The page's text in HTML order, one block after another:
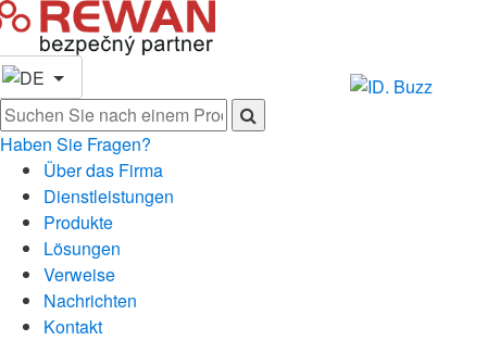
Haben Sie Fragen?
Über das Firma
Dienstleistungen
Produkte
Lösungen
Verweise
Nachrichten
Kontakt